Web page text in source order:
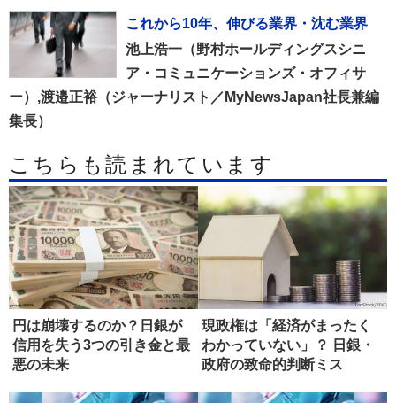
これから10年、伸びる業界・沈む業界
池上浩一（野村ホールディングスシニ
ア・コミュニケーションズ・オフィサ
ー）,渡邉正裕（ジャーナリスト／MyNewsJapan社長兼編
集長）
こちらも読まれています
円は崩壊するのか？日銀が
信用を失う3つの引き金と最
悪の未来
現政権は「経済がまったく
わかっていない」？ 日銀・
政府の致命的判断ミス